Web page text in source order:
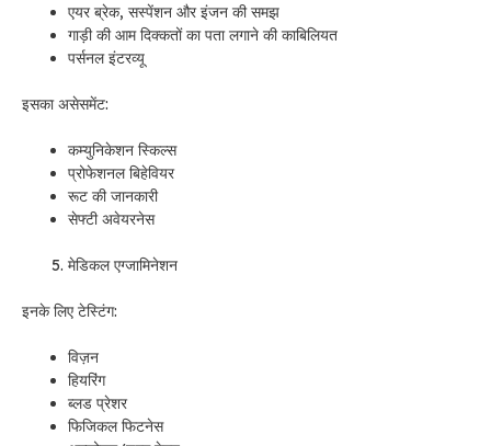
एयर ब्रेक, सस्पेंशन और इंजन की समझ
गाड़ी की आम दिक्कतों का पता लगाने की काबिलियत
पर्सनल इंटरव्यू
इसका असेसमेंट:
कम्युनिकेशन स्किल्स
प्रोफेशनल बिहेवियर
रूट की जानकारी
सेफ्टी अवेयरनेस
मेडिकल एग्जामिनेशन
इनके लिए टेस्टिंग:
विज़न
हियरिंग
ब्लड प्रेशर
फिजिकल फिटनेस